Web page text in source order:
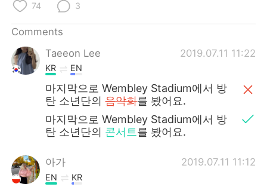
74 3
Comments
Taeeon Lee
2019.07.11 11:22
KR EN
마지막으로 Wembley Stadium에서 방
탄 소년단의음악희를 봤어요.
마지막으로 Wembley Stadium에서 방
탄 소년단의 콘서트를 봤어요.
아가 2019.07.11 11:12
EN KR